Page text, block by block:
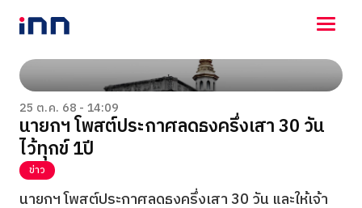
NEWS
ENTERTAINMENT
LIFESTYLE
HOROSCOPE
LOTTERY
VIDEO
25 ต.ค. 68 - 14:09
นายกฯ โพสต์ประกาศลดธงครึ่งเสา 30 วัน
ไว้ทุกข์ 1ปี
ข่าว
นายกฯ โพสต์ประกาศลดธงครึ่งเสา 30 วัน และให้เจ้า